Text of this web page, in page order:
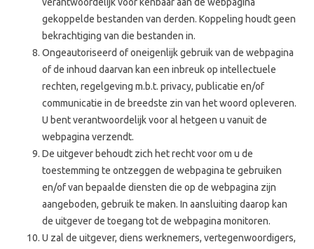
gekoppelde bestanden van derden. Koppeling houdt geen
bekrachtiging van die bestanden in.
Ongeautoriseerd of oneigenlijk gebruik van de webpagina
of de inhoud daarvan kan een inbreuk op intellectuele
rechten, regelgeving m.b.t. privacy, publicatie en/of
communicatie in de breedste zin van het woord opleveren.
U bent verantwoordelijk voor al hetgeen u vanuit de
webpagina verzendt.
De uitgever behoudt zich het recht voor om u de
toestemming te ontzeggen de webpagina te gebruiken
en/of van bepaalde diensten die op de webpagina zijn
aangeboden, gebruik te maken. In aansluiting daarop kan
de uitgever de toegang tot de webpagina monitoren.
U zal de uitgever, diens werknemers, vertegenwoordigers,